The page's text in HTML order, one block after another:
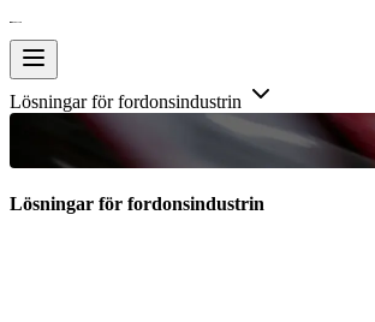
Lösningar för fordonsindustrin
Lösningar för fordonsindustrin